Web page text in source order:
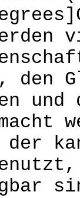
der